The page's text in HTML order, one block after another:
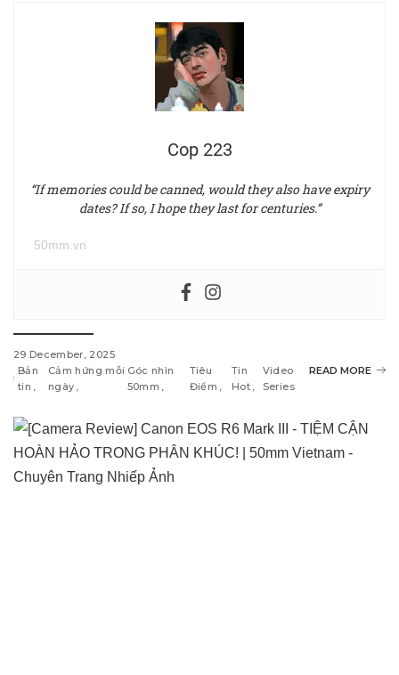
Cop 223
“If memories could be canned, would they also have expiry
dates? If so, I hope they last for centuries.”
50mm.vn
29 December, 2025
Bản
tin
Cảm hứng mỗi
ngày
Góc nhìn
50mm
Tiêu
Điểm
Tin
Hot
Video
Series
READ MORE